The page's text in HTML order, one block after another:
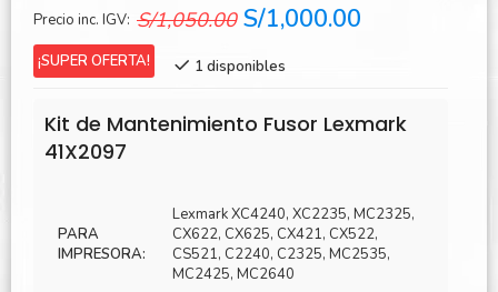
Precio inc. IGV: S/1,050.00 El
original
S/1,050.00.
S/1,000.00
S/1,000.00.
¡SUPER OFERTA! 1 disponibles
Kit de Mantenimiento Fusor Lexmark
41X2097
PARA
IMPRESORA:
Lexmark XC4240, XC2235, MC2325,
CX622, CX625, CX421, CX522,
CS521, C2240, C2325, MC2535,
MC2425, MC2640